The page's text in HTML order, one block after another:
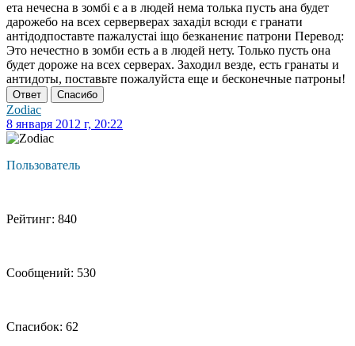
ета нечесна в зомбі є а в людей нема толька пусть ана будет
дарожебо на всех серверверах захаділ всюди є гранати
антідодпоставте пажалустаі іщо безканениє патрони Перевод:
Это нечестно в зомби есть а в людей нету. Только пусть она
будет дороже на всех серверах. Заходил везде, есть гранаты и
антидоты, поставьте пожалуйста еще и бесконечные патроны!
Ответ Спасибо
Zodiac
8 января 2012 г, 20:22
Пользователь
Рейтинг: 840
Сообщений: 530
Спасибок: 62